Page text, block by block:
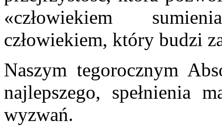
«człowiekiem
człowiekiem, który budzi
Naszym tegorocznym
najlepszego, spełnienia
wyzwań.